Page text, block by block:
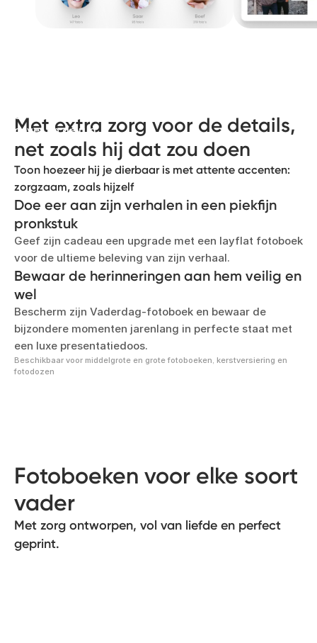
Met extra zorg voor de details,
net zoals hij dat zou doen
Toon hoezeer hij je dierbaar is met attente accenten:
zorgzaam, zoals hijzelf
cover en de rug.
Doe eer aan zijn verhalen in een piekfijn
pronkstuk
Geef zijn cadeau een upgrade met een layflat fotoboek
voor de ultieme beleving van zijn verhaal.
Bewaar de herinneringen aan hem veilig en
wel
Bescherm zijn Vaderdag-fotoboek en bewaar de
bijzondere momenten jarenlang in perfecte staat met
een luxe presentatiedoos.
Beschikbaar voor middelgrote en grote fotoboeken, kerstversiering en
fotodozen
Fotoboeken voor elke soort
vader
Met zorg ontworpen, vol van liefde en perfect
geprint.